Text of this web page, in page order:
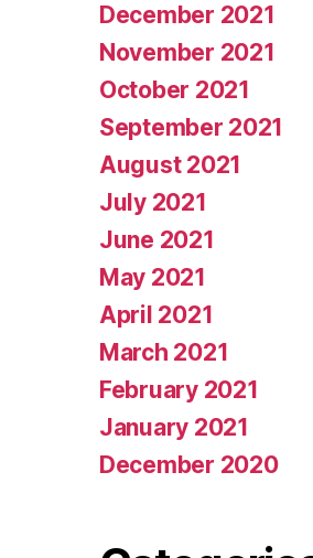
December 2021
November 2021
October 2021
September 2021
August 2021
July 2021
June 2021
May 2021
April 2021
March 2021
February 2021
January 2021
December 2020